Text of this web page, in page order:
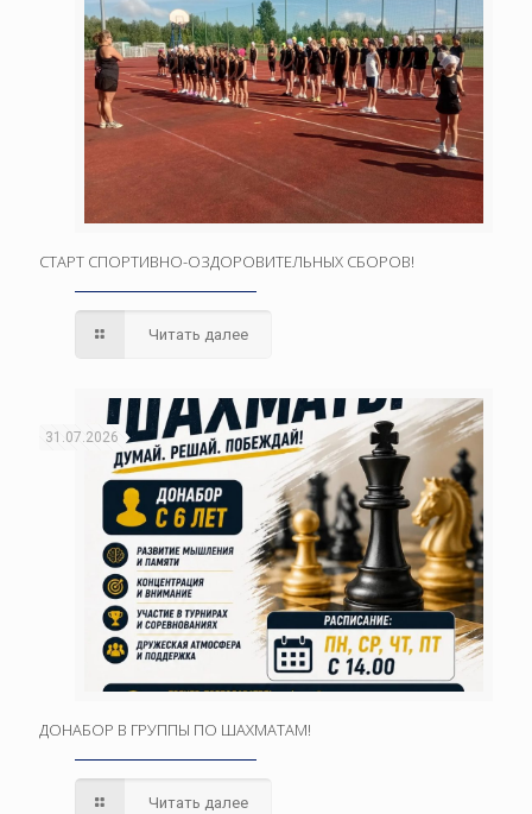
СТАРТ СПОРТИВНО-ОЗДОРОВИТЕЛЬНЫХ СБОРОВ!
Читать далее
31.07.2026
ДОНАБОР В ГРУППЫ ПО ШАХМАТАМ!
Читать далее